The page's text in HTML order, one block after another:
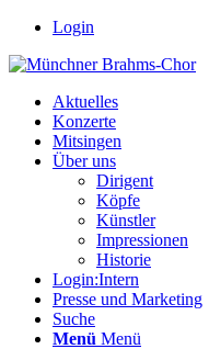
Login
Aktuelles
Konzerte
Mitsingen
Über uns
Dirigent
Köpfe
Künstler
Impressionen
Historie
Login:Intern
Presse und Marketing
Suche
Menü Menü